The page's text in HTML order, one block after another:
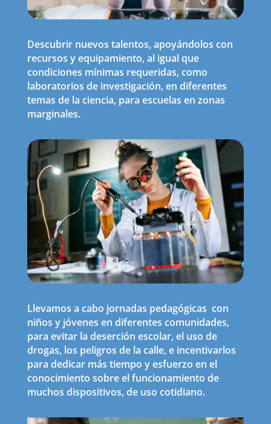
Descubrir nuevos talentos, apoyándolos con
recursos y equipamiento, al igual que
condiciones mínimas requeridas, como
laboratorios de investigación, en diferentes
temas de la ciencia, para escuelas en zonas
marginales.
Llevamos a cabo jornadas pedagógicas con
niños y jóvenes en diferentes comunidades,
para evitar la deserción escolar, el uso de
drogas, los peligros de la calle, e incentivarlos
para dedicar más tiempo y esfuerzo en el
conocimiento sobre el funcionamiento de
muchos dispositivos, de uso cotidiano.